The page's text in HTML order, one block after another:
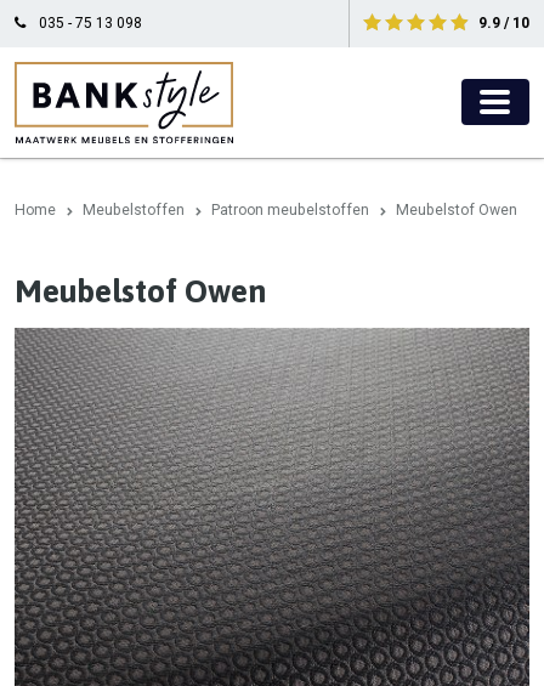
035 - 75 13 098 9.9 / 10
Home Meubelstoffen Patroon meubelstoffen Meubelstof Owen
Meubelstof Owen